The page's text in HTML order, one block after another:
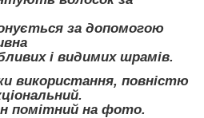
за допомогою
і видимих шрамів.
використання, повністю
помітний на фото.